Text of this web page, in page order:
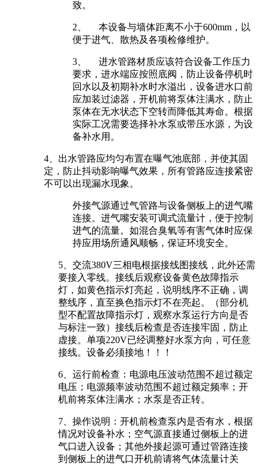
致。
2、 本设备与墙体距离不小于600mm，以
便于进气、散热及各项检修维护。
3、 进水管路材质应该符合设备工作压力
要求，进水端应按照底阀，防止设备停机时
回水以及初期补水时水溢出，设备进水口前
应加装过滤器，开机前将泵体注满水，防止
泵体在无水状态下空转而降低其寿命。根据
实际工况需要选择补水泵或带压水源，为设
备补水用。
4、出水管路应均匀布置在曝气池底部，并使其固
定，防止抖动影响曝气效果，所有管路应连接紧密
不可以出现漏水现象。
外接气源通过气管路与设备侧板上的进气嘴
连接。进气嘴安装可调式流量计，便于控制
进气的流量。如混合臭氧等有害气体时应保
持应用场所通风顺畅，保证环境安全。
5、交流380V三相电根据接线图接线，此外还需
要接入零线。接线后观察设备黄色故障指示
灯，如黄色指示灯亮起，说明线序不正确，调
整线序，直至换色指示灯不在亮起。（部分机
型不配置故障指示灯，观察水泵运行方向是否
与标注一致）接线后检查是否连接牢固，防止
虚接。单项220V已经调整好水泵方向，可任意
接线。设备必须接地！！！
6、运行前检查：电源电压波动范围不超过额定
电压；电源频率波动范围不超过额定频率；开
机前将泵体注满水；水泵是否正转。
7、操作说明：开机前检查泵内是否有水，根据
情况对设备补水；空气源直接通过侧板上的进
气口进入设备；其他外接起源可通过管路连接
到侧板上的进气口开机前请将气体流量计关